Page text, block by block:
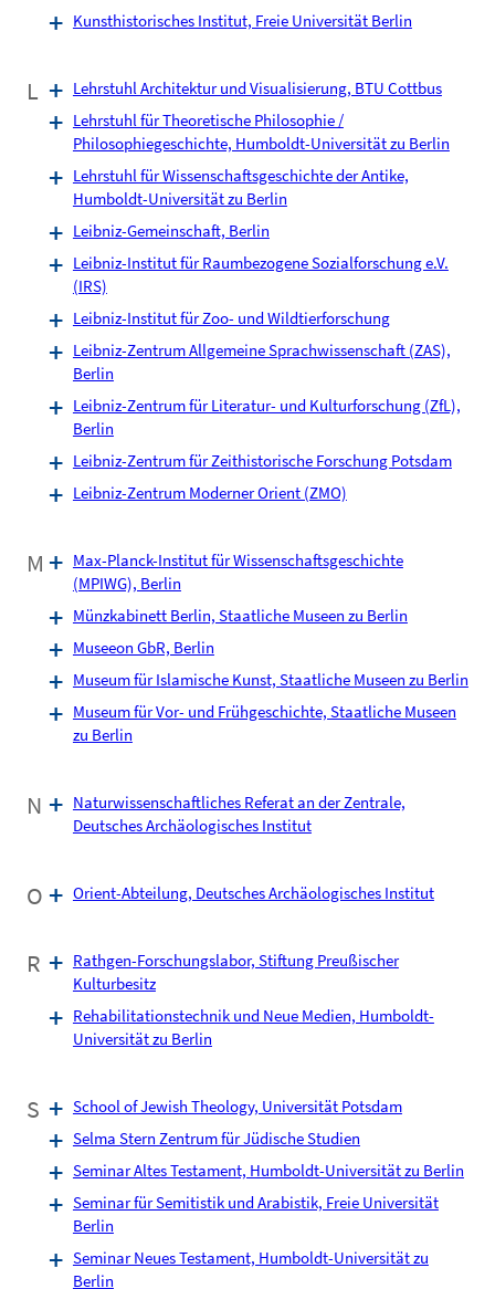
Kunsthistorisches Institut, Freie Universität Berlin
L
Lehrstuhl Architektur und Visualisierung, BTU Cottbus
Lehrstuhl für Theoretische Philosophie /
Philosophiegeschichte, Humboldt-Universität zu Berlin
Lehrstuhl für Wissenschaftsgeschichte der Antike,
Humboldt-Universität zu Berlin
Leibniz-Gemeinschaft, Berlin
Leibniz-Institut für Raumbezogene Sozialforschung e.V.
(IRS)
Leibniz-Institut für Zoo- und Wildtierforschung
Leibniz-Zentrum Allgemeine Sprachwissenschaft (ZAS),
Berlin
Leibniz-Zentrum für Literatur- und Kulturforschung (ZfL),
Berlin
Leibniz-Zentrum für Zeithistorische Forschung Potsdam
Leibniz-Zentrum Moderner Orient (ZMO)
M
Max-Planck-Institut für Wissenschaftsgeschichte
(MPIWG), Berlin
Münzkabinett Berlin, Staatliche Museen zu Berlin
Museeon GbR, Berlin
Museum für Islamische Kunst, Staatliche Museen zu Berlin
Museum für Vor- und Frühgeschichte, Staatliche Museen
zu Berlin
N
Naturwissenschaftliches Referat an der Zentrale,
Deutsches Archäologisches Institut
O Orient-Abteilung, Deutsches Archäologisches Institut
R
Rathgen-Forschungslabor, Stiftung Preußischer
Kulturbesitz
Rehabilitationstechnik und Neue Medien, Humboldt-
Universität zu Berlin
S
School of Jewish Theology, Universität Potsdam
Selma Stern Zentrum für Jüdische Studien
Seminar Altes Testament, Humboldt-Universität zu Berlin
Seminar für Semitistik und Arabistik, Freie Universität
Berlin
Seminar Neues Testament, Humboldt-Universität zu
Berlin